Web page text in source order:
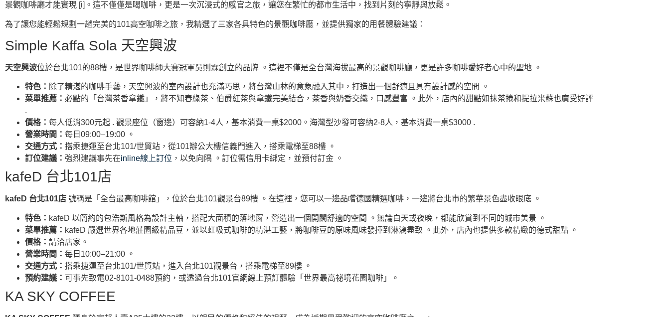
景觀咖啡廳才能實現 [i]。這不僅僅是喝咖啡，更是一次沉浸式的感官之旅，讓您在繁忙的都市生活中，找到片刻的寧靜與放鬆。
為了讓您能輕鬆規劃一趟完美的101高空咖啡之旅，我精選了三家各具特色的景觀咖啡廳，並提供獨家的用餐體驗建議：
Simple Kaffa Sola 天空興波
天空興波位於台北101的88樓，是世界咖啡師大賽冠軍吳則霖創立的品牌 。這裡不僅是全台灣海拔最高的景觀咖啡廳，更是許多咖啡愛好者心中的聖地 。
特色： 除了精湛的咖啡手藝，天空興波的室內設計也充滿巧思，將台灣山林的意象融入其中，打造出一個舒適且具有設計感的空間 。
菜單推薦： 必點的「台灣茶香拿鐵」，將不知春綠茶、伯爵紅茶與拿鐵完美結合，茶香與奶香交織，口感豐富 。此外，店內的甜點如抹茶捲和提拉米蘇也廣受好評
.
價格： 每人低消300元起 . 觀景座位（窗邊）可容納1-4人，基本消費一桌$2000。海灣型沙發可容納2-8人，基本消費一桌$3000 .
營業時間： 每日09:00–19:00 。
交通方式： 搭乘捷運至台北101/世貿站，從101辦公大樓信義門進入，搭乘電梯至88樓 。
訂位建議： 強烈建議事先在inline線上訂位 ，以免向隅 。訂位需信用卡綁定，並預付訂金 。
kafeD 台北101店
kafeD 台北101店 號稱是「全台最高咖啡館」，位於台北101觀景台89樓 。在這裡，您可以一邊品嚐德國精選咖啡，一邊將台北市的繁華景色盡收眼底 。
特色： kafeD 以簡約的包浩斯風格為設計主軸，搭配大面積的落地窗，營造出一個開闊舒適的空間 。無論白天或夜晚，都能欣賞到不同的城市美景 。
菜單推薦： kafeD 嚴選世界各地莊園級精品豆，並以虹吸式咖啡的精湛工藝，將咖啡豆的原味風味發揮到淋漓盡致 。此外，店內也提供多款精緻的德式甜點 。
價格： 請洽店家。
營業時間： 每日10:00–21:00 。
交通方式： 搭乘捷運至台北101/世貿站，進入台北101觀景台，搭乘電梯至89樓 。
預約建議： 可事先致電02-8101-0488預約，或透過台北101官網線上預訂體驗「世界最高祕境花園咖啡」。
KA SKY COFFEE